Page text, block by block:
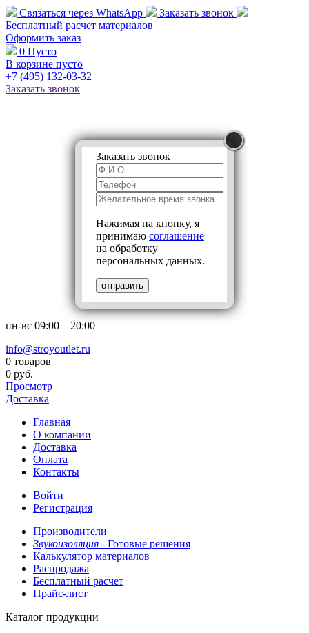
Связаться через WhatsApp
Заказать звонок
Бесплатный расчет материалов
Оформить заказ
0 Пусто
В корзине пусто
+7 (495) 132-03-32
Заказать звонок
Заказать звонок
Нажимая на кнопку, я
принимаю соглашение
на обработку
персональных данных.
отправить
пн-вс 09:00 – 20:00
info@stroyoutlet.ru
0 товаров
0 руб.
Просмотр
Доставка
Главная
О компании
Доставка
Оплата
Контакты
Войти
Регистрация
Производители
Звукоизоляция - Готовые решения
Калькулятор материалов
Распродажа
Бесплатный расчет
Прайс-лист
Каталог продукции